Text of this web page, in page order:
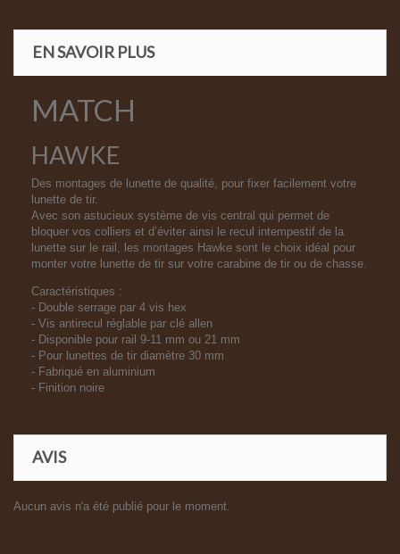
EN SAVOIR PLUS
MATCH
HAWKE
Des montages de lunette de qualité, pour fixer facilement votre
lunette de tir.
Avec son astucieux système de vis central qui permet de
bloquer vos colliers et d’éviter ainsi le recul intempestif de la
lunette sur le rail, les montages Hawke sont le choix idéal pour
monter votre lunette de tir sur votre carabine de tir ou de chasse.
Caractéristiques :
- Double serrage par 4 vis hex
- Vis antirecul réglable par clé allen
- Disponible pour rail 9-11 mm ou 21 mm
- Pour lunettes de tir diamètre 30 mm
- Fabriqué en aluminium
- Finition noire
AVIS
Aucun avis n'a été publié pour le moment.